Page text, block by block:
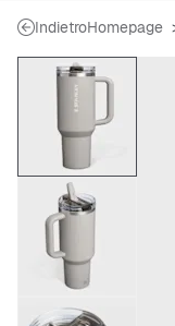
IndietroHomepage